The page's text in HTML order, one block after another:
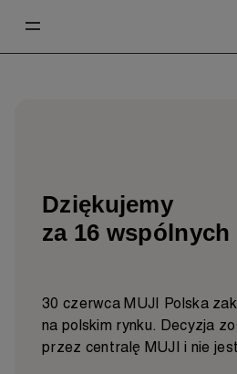
Dziękujemy
za 16 wspólnych
30 czerwca MUJI Polska
na polskim rynku. Decyzja
przez centralę MUJI i nie